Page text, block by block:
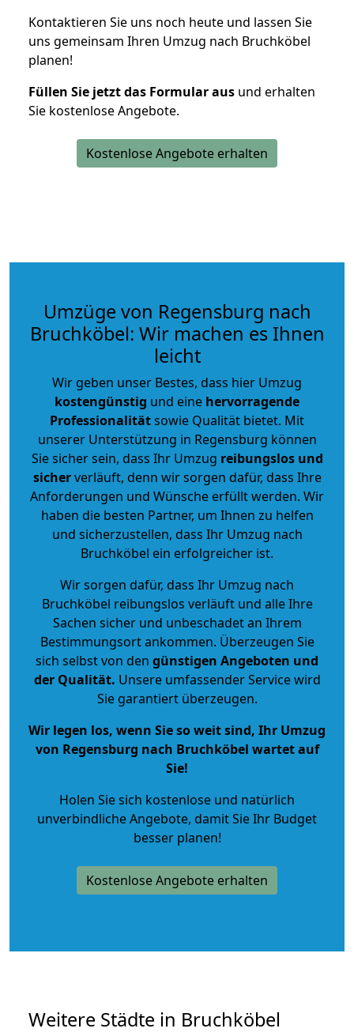
Kontaktieren Sie uns noch heute und lassen Sie
uns gemeinsam Ihren Umzug nach Bruchköbel
planen!
Füllen Sie jetzt das Formular aus und erhalten
Sie kostenlose Angebote.
Kostenlose Angebote erhalten
Umzüge von Regensburg nach
Bruchköbel: Wir machen es Ihnen
leicht
Wir geben unser Bestes, dass hier Umzug
kostengünstig und eine hervorragende
Professionalitätsowie Qualität bietet. Mit
unserer Unterstützung in Regensburg können
Sie sicher sein, dass Ihr Umzug reibungslos und
sicherverläuft, denn wir sorgen dafür, dass Ihre
Anforderungen und Wünsche erfüllt werden. Wir
haben die besten Partner, um Ihnen zu helfen
und sicherzustellen, dass Ihr Umzug nach
Bruchköbel ein erfolgreicher ist.
Wir sorgen dafür, dass Ihr Umzug nach
Bruchköbel reibungslos verläuft und alle Ihre
Sachen sicher und unbeschadet an Ihrem
Bestimmungsort ankommen. Überzeugen Sie
sich selbst von den günstigen Angeboten und
der Qualität. Unsere umfassender Service wird
Sie garantiert überzeugen.
Wir legen los, wenn Sie so weit sind, Ihr Umzug
von Regensburg nach Bruchköbel wartet auf
Sie!
Holen Sie sich kostenlose und natürlich
unverbindliche Angebote, damit Sie Ihr Budget
besser planen!
Kostenlose Angebote erhalten
Weitere Städte in Bruchköbel